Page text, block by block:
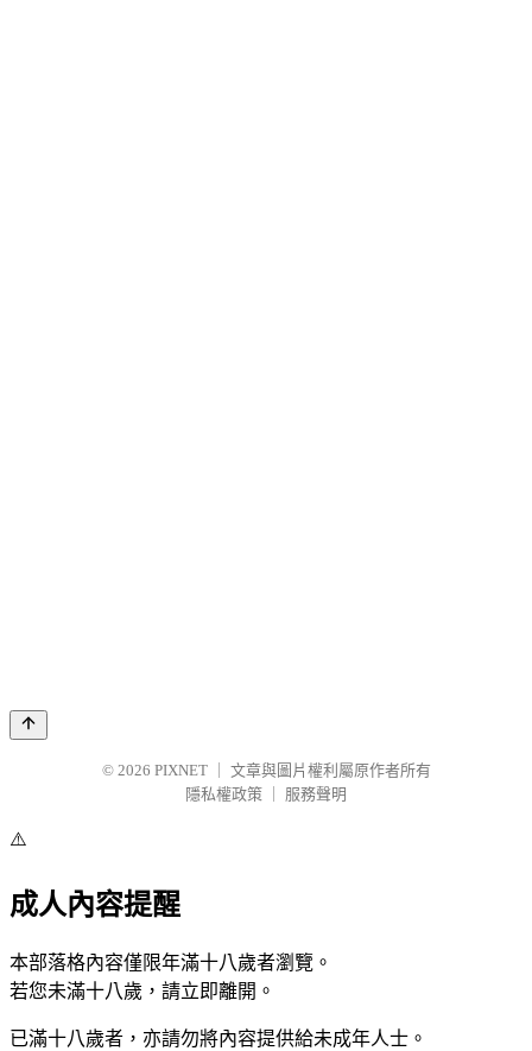
© 2026 PIXNET
文章與圖片權利屬原作者所有
隱私權政策
服務聲明
⚠️
成人內容提醒
本部落格內容僅限年滿十八歲者瀏覽。
若您未滿十八歲，請立即離開。
已滿十八歲者，亦請勿將內容提供給未成年人士。